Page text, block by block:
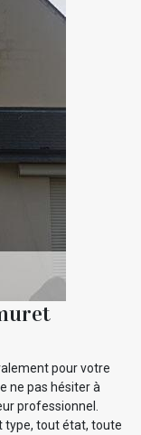
pour votre
ne pas hésiter à
professionnel.
type, tout état, toute